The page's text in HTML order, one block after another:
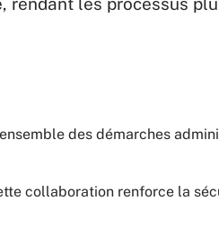
des démarches
collaboration renforce la